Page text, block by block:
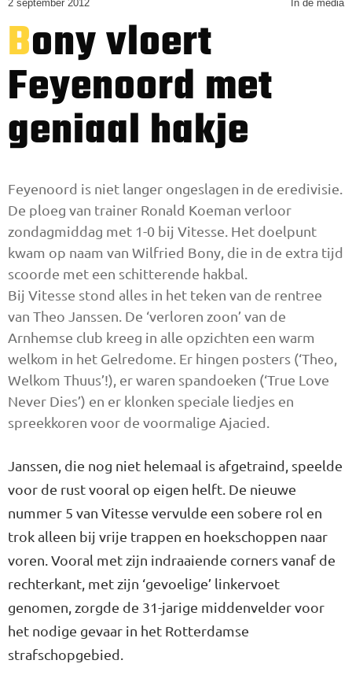
2 september 2012 In de media
Bony vloert
Feyenoord met
geniaal hakje
Feyenoord is niet langer ongeslagen in de eredivisie.
De ploeg van trainer Ronald Koeman verloor
zondagmiddag met 1-0 bij Vitesse. Het doelpunt
kwam op naam van Wilfried Bony, die in de extra tijd
scoorde met een schitterende hakbal.
Bij Vitesse stond alles in het teken van de rentree
van Theo Janssen. De ‘verloren zoon’ van de
Arnhemse club kreeg in alle opzichten een warm
welkom in het Gelredome. Er hingen posters (‘Theo,
Welkom Thuus’!), er waren spandoeken (‘True Love
Never Dies’) en er klonken speciale liedjes en
spreekkoren voor de voormalige Ajacied.
Janssen, die nog niet helemaal is afgetraind, speelde
voor de rust vooral op eigen helft. De nieuwe
nummer 5 van Vitesse vervulde een sobere rol en
trok alleen bij vrije trappen en hoekschoppen naar
voren. Vooral met zijn indraaiende corners vanaf de
rechterkant, met zijn ‘gevoelige’ linkervoet
genomen, zorgde de 31-jarige middenvelder voor
het nodige gevaar in het Rotterdamse
strafschopgebied.